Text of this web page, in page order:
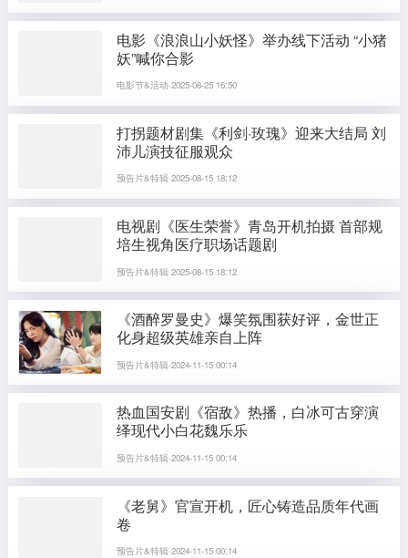
电影《浪浪山小妖怪》举办线下活动 “小猪
妖”喊你合影
电影节&活动·2025-08-25 16:50
打拐题材剧集《利剑·玫瑰》迎来大结局 刘
沛儿演技征服观众
预告片&特辑·2025-08-15 18:12
电视剧《医生荣誉》青岛开机拍摄 首部规
培生视角医疗职场话题剧
预告片&特辑·2025-08-15 18:12
《酒醉罗曼史》爆笑氛围获好评，金世正
化身超级英雄亲自上阵
预告片&特辑·2024-11-15 00:14
热血国安剧《宿敌》热播，白冰可古穿演
绎现代小白花魏乐乐
预告片&特辑·2024-11-15 00:14
《老舅》官宣开机，匠心铸造品质年代画
卷
预告片&特辑·2024-11-15 00:14